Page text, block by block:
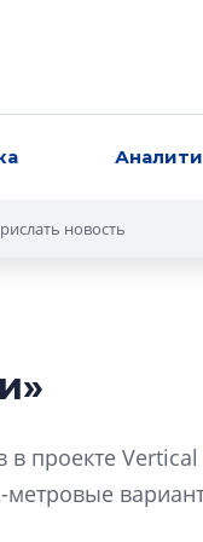
новость
в проекте
метровые